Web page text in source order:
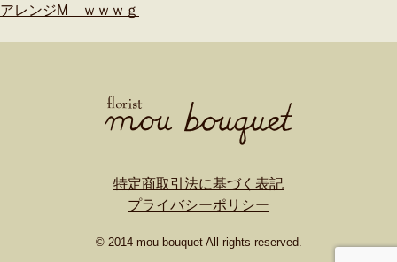
navigation
アレンジM ｗｗｗｇ
特定商取引法に基づく表記
プライバシーポリシー
© 2014 mou bouquet All rights reserved.